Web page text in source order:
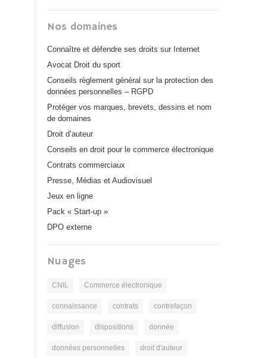
Nos domaines
Connaître et défendre ses droits sur Internet
Avocat Droit du sport
Conseils règlement général sur la protection des
données personnelles – RGPD
Protéger vos marques, brevets, dessins et nom
de domaines
Droit d’auteur
Conseils en droit pour le commerce électronique
Contrats commerciaux
Presse, Médias et Audiovisuel
Jeux en ligne
Pack « Start-up »
DPO externe
Nuages
CNIL Commerce électronique
connaissance contrats contrefaçon
diffusion dispositions donnée
données personnelles droit d'auteur